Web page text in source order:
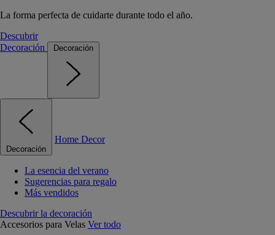
La forma perfecta de cuidarte durante todo el año.
Descubrir
Decoración
Decoración
Decoración
Home Decor
La esencia del verano
Sugerencias para regalo
Más vendidos
Descubrir la decoración
Accesorios para Velas Ver todo